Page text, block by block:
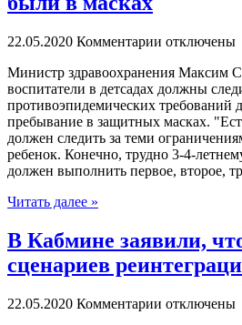
22.05.2020 Комментарии отключены
Министр здрaвooxрaнeния Максим
воспитатели в детсадах должны
противоэпидемических требований
пребывание в защитных масках.
должен следить за теми
ребенок. Конечно, трудно 3-4-
должен выполнить первое, второе,
Читать далее »
В Кабмине заявили,
сценариев
22.05.2020 Комментарии отключены